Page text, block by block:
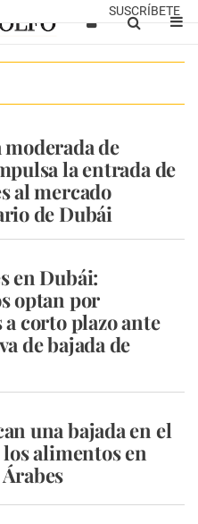
SUSCRÍBETE
moderada de
la entrada de
al mercado
de Dubái
en Dubái:
optan por
corto plazo ante
de bajada de
una bajada en el
alimentos en